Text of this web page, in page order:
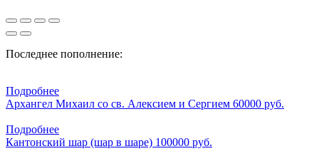
Последнее пополнение:
Подробнее
Архангел Михаил со св. Алексием и Сергием 60000 руб.
Подробнее
Кантонский шар (шар в шаре) 100000 руб.